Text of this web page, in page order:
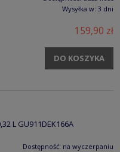
Wysyłka w: 3 dni
159,90 zł
DO KOSZYKA
L GU911DEK166A
Dostępność: na wyczerpaniu